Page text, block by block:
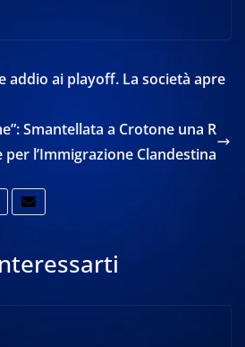
addio ai playoff. La società apre
Smantellata a Crotone una R
per l’Immigrazione Clandestina